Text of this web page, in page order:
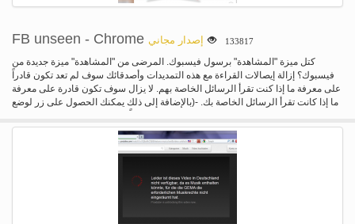
معرف المتصفح،... ملخص قصير لأنها وظيفة بدلاً من الوصول إلى موقع على شبكة
الوكيل يخفي إيدينتيي الإنترنت الحقيقي الخاص بك، ويجعلها تبدو كما لو كنت لا، ولكن
الوكيل يقوم حاليا بزيارة موقع على شبكة الإنترنت.
FB unseen - Chrome إصدار مجاني 133817
كتل ميزة "المشاهدة" برسول فيسبوك. المرضى من "المشاهدة" ميزة جديدة من
فيسبوك؟ إزالة إيصالات القراءة مع هذه التمديدات وأصدقائك سوف لم تعد تكون قادراً
على معرفة ما إذا كنت تقرأ الرسائل الخاصة بهم. لا يزال سوف تكون قادرة على معرفة
ما إذا كانت تقرأ الرسائل الخاصة بك. -(بالإضافة إلى ذلك يمكنك الحصول على زر لوضع
بي للحصول على مزيد من المعلومات.